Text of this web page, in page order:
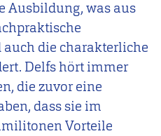
Ausbildung, was aus
die charakterliche
Delfs hört immer
die zuvor eine
dass sie im
Vorteile